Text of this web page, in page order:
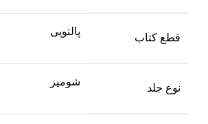
قطع کتاب
پالتویی
نوع جلد
شومیز